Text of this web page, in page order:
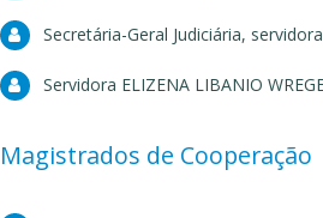
Secretária-Geral Judiciária,
Servidora ELIZENA LIBANIO
Magistrados de Cooperação